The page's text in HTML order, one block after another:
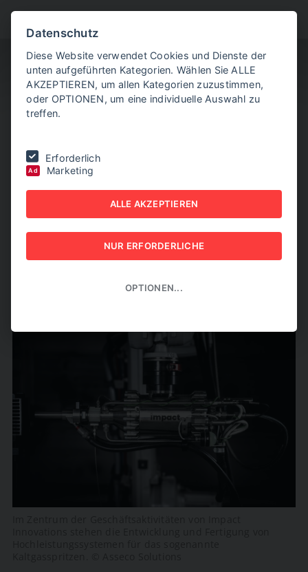
Solutions
IMPACT INNOVATIONS
SETZT AUF ASSECO
SOLUTIONS
Datenschutz
Diese Website verwendet Cookies und Dienste der
unten aufgeführten Kategorien. Wählen Sie ALLE
AKZEPTIEREN, um allen Kategorien zuzustimmen,
oder OPTIONEN, um eine individuelle Auswahl zu
treffen.
Erforderlich
Ad Marketing
ALLE AKZEPTIEREN
NUR ERFORDERLICHE
OPTIONEN...